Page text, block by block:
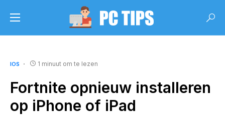
IOS 1 minuut om te lezen
Fortnite opnieuw installeren
op iPhone of iPad